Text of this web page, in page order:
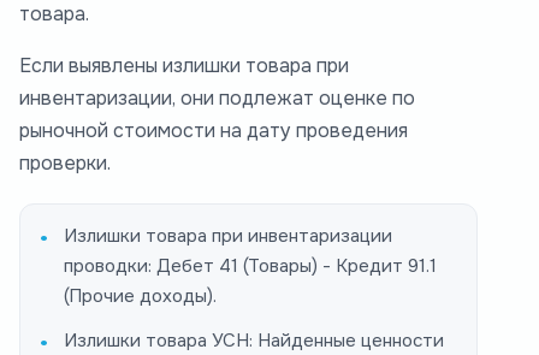
товара.
Если выявлены излишки товара при
инвентаризации, они подлежат оценке по
рыночной стоимости на дату проведения
проверки.
Излишки товара при инвентаризации
проводки: Дебет 41 (Товары) - Кредит 91.1
(Прочие доходы).
Излишки товара УСН: Найденные ценности